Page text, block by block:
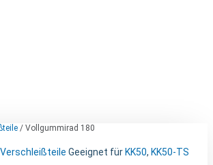
/ Vollgummirad 180
Verschleißteile Geeignet für KK50, KK50-TS